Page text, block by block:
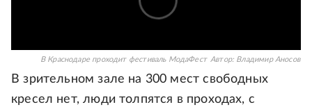
В Краснодаре проходит фестиваль МодаФест Автор: Владимир Аносов
В зрительном зале на 300 мест свободных
кресел нет, люди толпятся в проходах, с